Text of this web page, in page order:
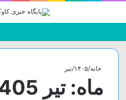
خانه/۱۴۰۵/تیر
ماه:تیر 1405